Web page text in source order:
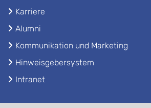
Karriere
Alumni
Kommunikation und Marketing
Hinweisgebersystem
Intranet